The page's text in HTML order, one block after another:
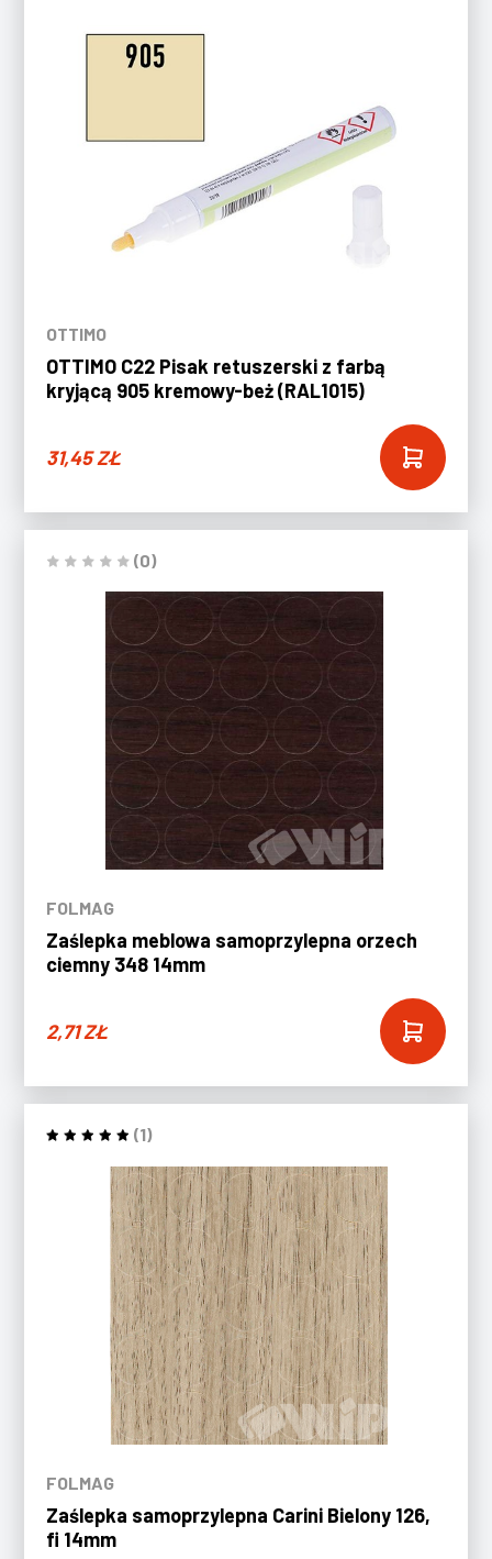
OTTIMO
OTTIMO C22 Pisak retuszerski z farbą
kryjącą 905 kremowy-beż (RAL1015)
31,45ZŁ
(0)
FOLMAG
Zaślepka meblowa samoprzylepna orzech
ciemny 348 14mm
2,71ZŁ
(1)
FOLMAG
Zaślepka samoprzylepna Carini Bielony 126,
fi 14mm